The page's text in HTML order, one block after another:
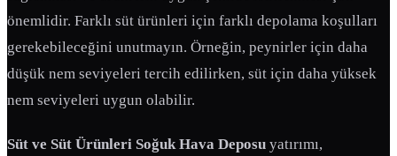
önemlidir. Farklı süt ürünleri için farklı depolama koşulları
gerekebileceğini unutmayın. Örneğin, peynirler için daha
düşük nem seviyeleri tercih edilirken, süt için daha yüksek
nem seviyeleri uygun olabilir.
Süt ve Süt Ürünleri Soğuk Hava Deposu yatırımı,